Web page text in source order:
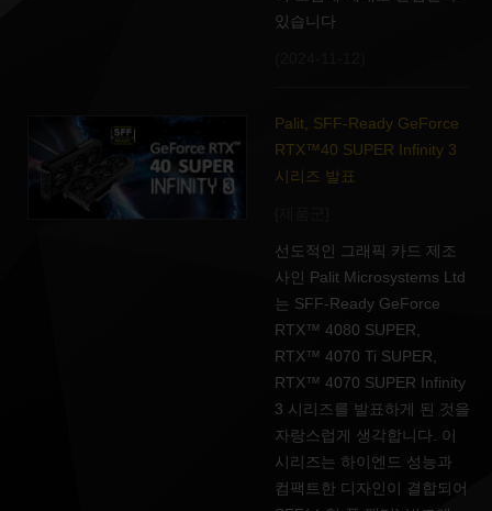
있습니다
Palit, SFF-Ready GeForce
RTX™40 SUPER Infinity 3
시리즈 발표
선도적인 그래픽 카드 제조
사인 Palit Microsystems Ltd
는 SFF-Ready GeForce
RTX™ 4080 SUPER,
RTX™ 4070 Ti SUPER,
RTX™ 4070 SUPER Infinity
3 시리즈를 발표하게 된 것을
자랑스럽게 생각합니다. 이
시리즈는 하이엔드 성능과
컴팩트한 디자인이 결합되어